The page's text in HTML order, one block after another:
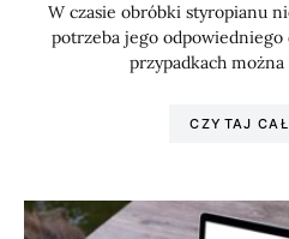
W czasie obróbki styropianu
potrzeba jego odpowiedniego
przypadkach
CZYTAJ